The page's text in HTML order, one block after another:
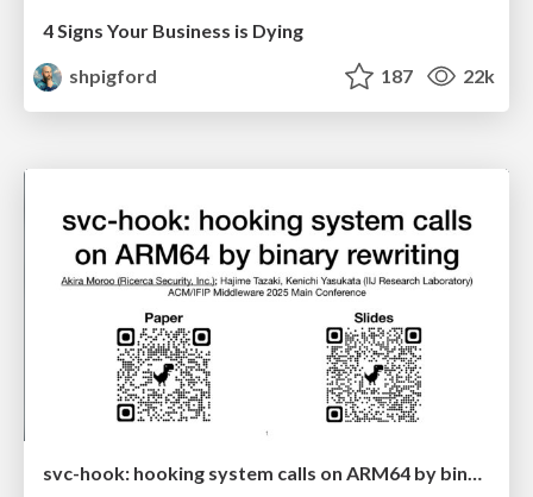
4 Signs Your Business is Dying
shpigford
187 22k
svc-hook: hooking system calls on ARM64 by binary rewriting